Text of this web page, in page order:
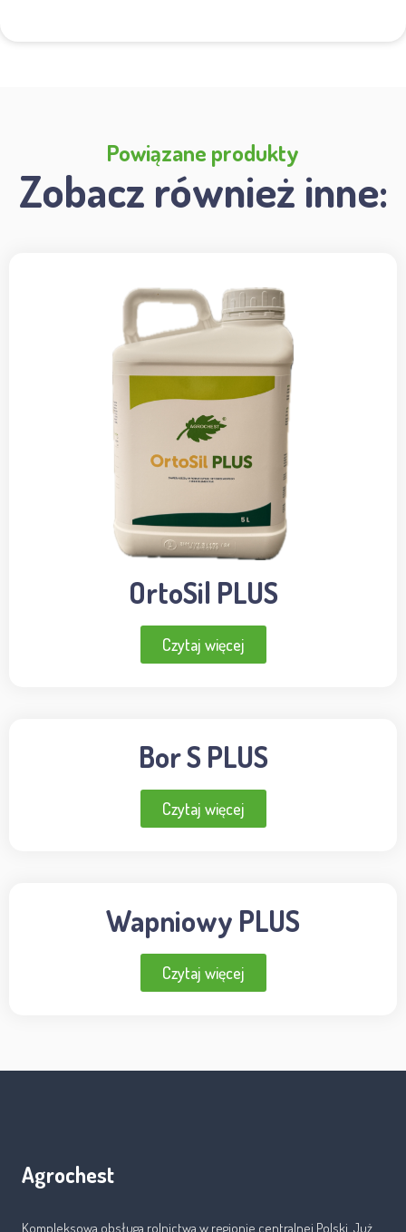
Powiązane produkty
Zobacz również inne:
OrtoSil PLUS
Czytaj więcej
Bor S PLUS
Czytaj więcej
Wapniowy PLUS
Czytaj więcej
Agrochest
Kompleksowa obsługa rolnictwa w regionie centralnej Polski. Już